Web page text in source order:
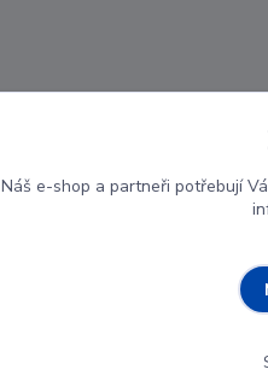
Náš e-shop a partneři potřebují